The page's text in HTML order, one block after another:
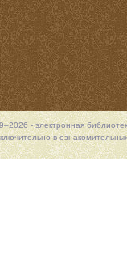
- электронная
в